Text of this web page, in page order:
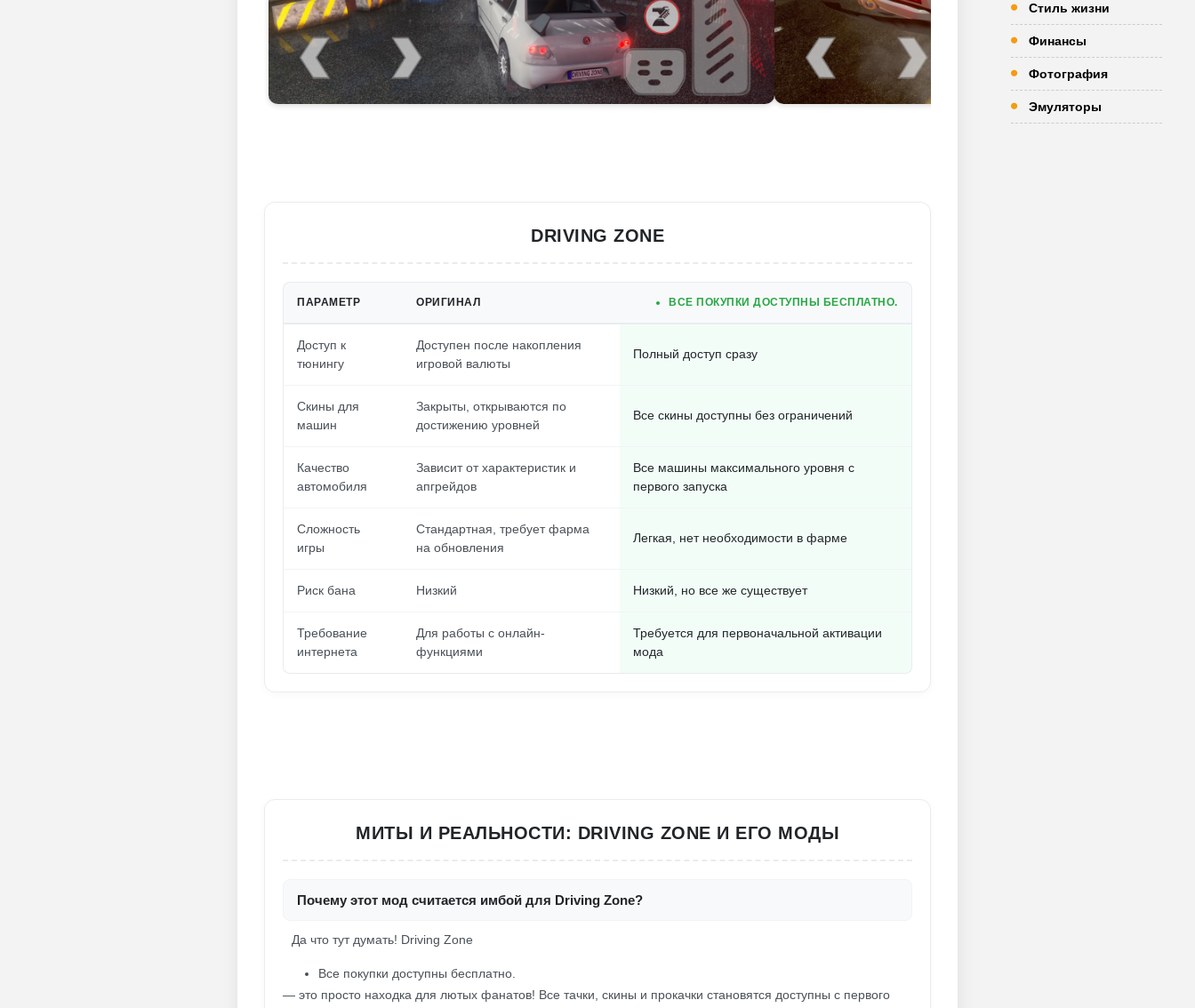
DRIVING ZONE
ПАРАМЕТР ОРИГИНАЛ ВСЕ ПОКУПКИ ДОСТУПНЫ БЕСПЛАТНО.
Доступ к
тюнингу
Доступен после накопления
игровой валюты
Полный доступ сразу
Скины для
машин
Закрыты, открываются по
достижению уровней
Все скины доступны без ограничений
Качество
автомобиля
Зависит от характеристик и
апгрейдов
Все машины максимального уровня с
первого запуска
Сложность
игры
Стандартная, требует фарма
на обновления
Легкая, нет необходимости в фарме
Риск бана Низкий Низкий, но все же существует
Требование
интернета
Для работы с онлайн-
функциями
Требуется для первоначальной активации
мода
МИТЫ И РЕАЛЬНОСТИ: DRIVING ZONE И ЕГО МОДЫ
Почему этот мод считается имбой для Driving Zone?
Да что тут думать! Driving Zone
Все покупки доступны бесплатно.
— это просто находка для лютых фанатов! Все тачки, скины и прокачки становятся доступны с первого
Стиль жизни
Финансы
Фотография
Эмуляторы